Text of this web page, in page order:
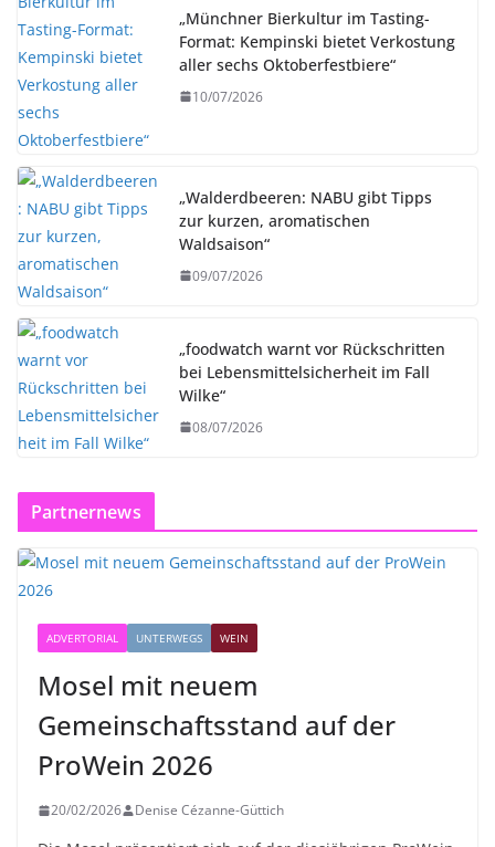
„Münchner Bierkultur im Tasting-
Format: Kempinski bietet Verkostung
aller sechs Oktoberfestbiere“
10/07/2026
„Walderdbeeren: NABU gibt Tipps
zur kurzen, aromatischen
Waldsaison“
09/07/2026
„foodwatch warnt vor Rückschritten
bei Lebensmittelsicherheit im Fall
Wilke“
08/07/2026
Partnernews
ADVERTORIAL UNTERWEGS WEIN
Mosel mit neuem
Gemeinschaftsstand auf der
ProWein 2026
20/02/2026 Denise Cézanne-Güttich